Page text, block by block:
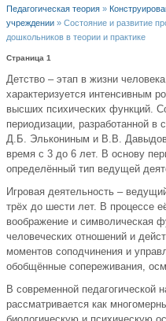
Педагогическая теория »
учреждении » Состояние и развитие
дошкольников в теории и практике
Страница 1
Детство – этап в жизни
характеризуется интенсивным
высших психических функций.
периодизации, разработанной
Д.Б. Элькониным и В.В.
время с 3 до 6 лет. В основу
определённый тип ведущей
Игровая деятельность –
трёх до шести лет. В процессе
воображение и символическая
человеческих отношений и
моментов соподчинения и
обобщённые сопереживания,
В современной педагогической
рассматривается как